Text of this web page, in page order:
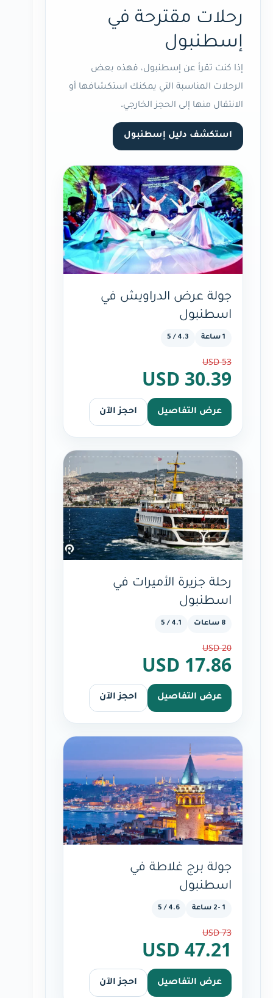
رحلات مقترحة في
إسطنبول
إذا كنت تقرأ عن إسطنبول، فهذه بعض
الرحلات المناسبة التي يمكنك استكشافها أو
الانتقال منها إلى الحجز الخارجي.
استكشف دليل إسطنبول
جولة عرض الدراويش في
اسطنبول
1 ساعة 4.3 / 5
53 USD
30.39 USD
عرض التفاصيل احجز الآن
رحلة جزيرة الأميرات في
اسطنبول
8 ساعات 4.1 / 5
20 USD
17.86 USD
عرض التفاصيل احجز الآن
جولة برج غلاطة في
اسطنبول
1 -2 ساعة 4.6 / 5
73 USD
47.21 USD
عرض التفاصيل احجز الآن